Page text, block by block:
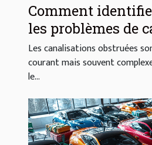
Comment
les problèmes de
obstruées
Les canalisations obstruées
courant mais souvent
le...